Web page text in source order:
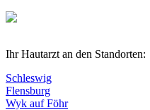
Ihr Hautarzt an den Standorten:
Schleswig
Flensburg
Wyk auf Föhr